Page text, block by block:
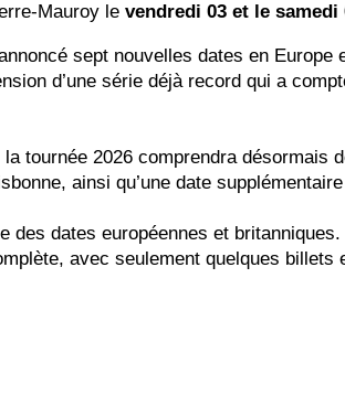
Mauroy le vendredi 03 et le samedi
sept nouvelles dates en Europe
d’une série déjà record qui a
tournée 2026 comprendra désormais
ainsi qu’une date
des dates européennes et
avec seulement quelques